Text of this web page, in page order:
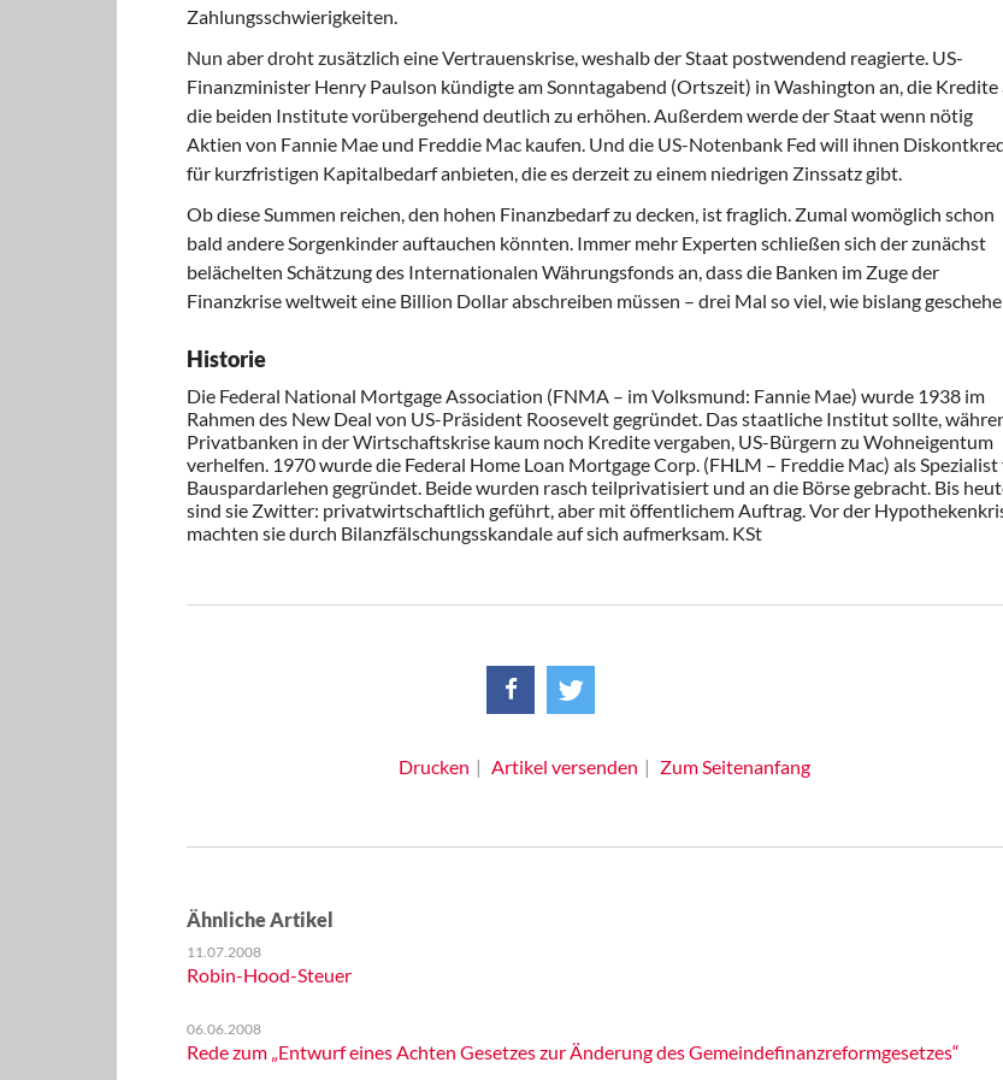
Zahlungsschwierigkeiten.
Nun aber droht zusätzlich eine Vertrauenskrise, weshalb der Staat postwendend reagierte. US-
Finanzminister Henry Paulson kündigte am Sonntagabend (Ortszeit) in Washington an, die Kredite
die beiden Institute vorübergehend deutlich zu erhöhen. Außerdem werde der Staat wenn nötig
Aktien von Fannie Mae und Freddie Mac kaufen. Und die US-Notenbank Fed will ihnen
für kurzfristigen Kapitalbedarf anbieten, die es derzeit zu einem niedrigen Zinssatz gibt.
Ob diese Summen reichen, den hohen Finanzbedarf zu decken, ist fraglich. Zumal womöglich schon
bald andere Sorgenkinder auftauchen könnten. Immer mehr Experten schließen sich der zunächst
belächelten Schätzung des Internationalen Währungsfonds an, dass die Banken im Zuge der
Finanzkrise weltweit eine Billion Dollar abschreiben müssen – drei Mal so viel, wie bislang
Historie
Die Federal National Mortgage Association (FNMA – im Volksmund: Fannie Mae) wurde 1938 im
Rahmen des New Deal von US-Präsident Roosevelt gegründet. Das staatliche Institut sollte,
Privatbanken in der Wirtschaftskrise kaum noch Kredite vergaben, US-Bürgern zu Wohneigentum
verhelfen. 1970 wurde die Federal Home Loan Mortgage Corp. (FHLM – Freddie Mac) als Spezialist
Bauspardarlehen gegründet. Beide wurden rasch teilprivatisiert und an die Börse gebracht. Bis
sind sie Zwitter: privatwirtschaftlich geführt, aber mit öffentlichem Auftrag. Vor der
machten sie durch Bilanzfälschungsskandale auf sich aufmerksam. KSt
Drucken Artikel versenden Zum Seitenanfang
Ähnliche Artikel
11.07.2008
Robin-Hood-Steuer
06.06.2008
Rede zum „Entwurf eines Achten Gesetzes zur Änderung des Gemeindefinanzreformgesetzes“